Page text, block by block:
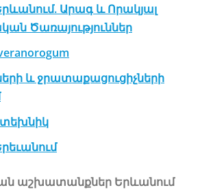
Արագ և Որակյալ
Ծառայություններ
և ջրատաքացուցիչների
աշխատանքներ Երևանում